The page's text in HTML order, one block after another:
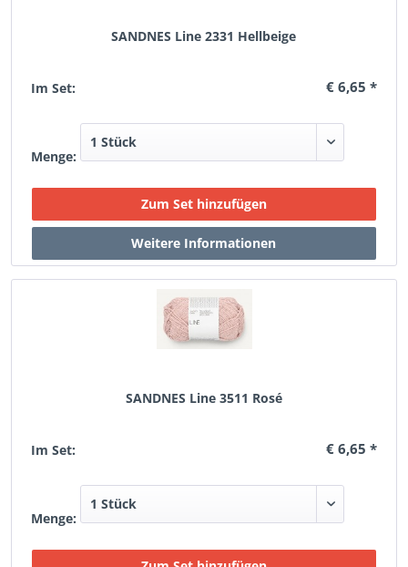
SANDNES Line 2331 Hellbeige
Im Set: € 6,65 *
Menge:
SANDNES Line 3511 Rosé
Im Set: € 6,65 *
Menge: